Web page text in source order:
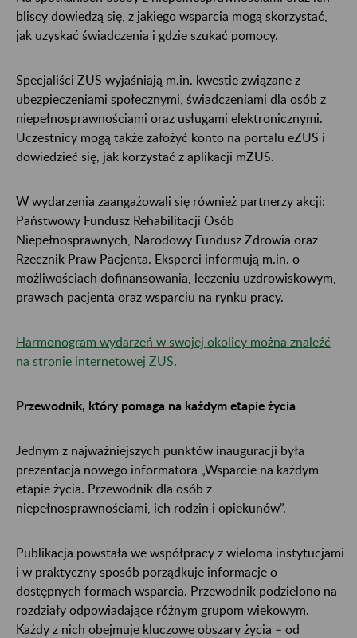
bliscy dowiedzą się, z jakiego wsparcia mogą skorzystać,
jak uzyskać świadczenia i gdzie szukać pomocy.
Specjaliści ZUS wyjaśniają m.in. kwestie związane z
ubezpieczeniami społecznymi, świadczeniami dla osób z
niepełnosprawnościami oraz usługami elektronicznymi.
Uczestnicy mogą także założyć konto na portalu eZUS i
dowiedzieć się, jak korzystać z aplikacji mZUS.
W wydarzenia zaangażowali się również partnerzy akcji:
Państwowy Fundusz Rehabilitacji Osób
Niepełnosprawnych, Narodowy Fundusz Zdrowia oraz
Rzecznik Praw Pacjenta. Eksperci informują m.in. o
możliwościach dofinansowania, leczeniu uzdrowiskowym,
prawach pacjenta oraz wsparciu na rynku pracy.
Harmonogram wydarzeń w swojej okolicy można znaleźć
na stronie internetowej ZUS.
Przewodnik, który pomaga na każdym etapie życia
Jednym z najważniejszych punktów inauguracji była
prezentacja nowego informatora „Wsparcie na każdym
etapie życia. Przewodnik dla osób z
niepełnosprawnościami, ich rodzin i opiekunów”.
Publikacja powstała we współpracy z wieloma instytucjami
i w praktyczny sposób porządkuje informacje o
dostępnych formach wsparcia. Przewodnik podzielono na
rozdziały odpowiadające różnym grupom wiekowym.
Każdy z nich obejmuje kluczowe obszary życia – od